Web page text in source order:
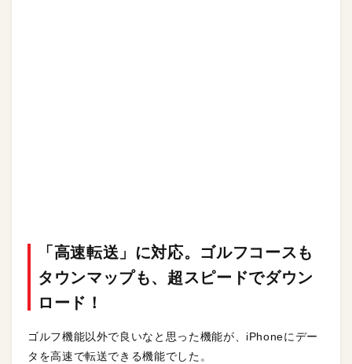
「高速転送」に対応。ゴルフコースも
タウンマップも、超スピードでダウン
ロード！
ゴルフ機能以外で良いなと思った機能が、iPhoneにデー
タを高速で転送できる機能でした。